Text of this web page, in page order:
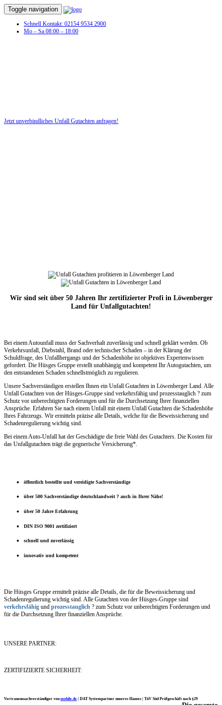
Toggle navigation
Schnell Kontakt: 02154 9534 2900
Mo – Sa 08:00 – 18:00
Jetzt unverbindliches Unfall Gutachten anfragen!
Wir sind seit über 50 Jahren Ihr zertifizierter Profi in Löwenberger
Land für Unfallgutachten!
Bei einem Autounfall muss der Sachverhalt zuverlässig und schnell geklärt werden. Ob
Verkehrsunfall, Diebstahl, Brand oder technischer Schaden – in der Klärung der
Schuldfrage, des Unfallhergangs und der Schadenhöhe ist objektives Expertenwissen
gefordert. Die Hüsges Gruppe erstellt unabhängig und kompetent Ihr Autogutachten, um
den entstandenen Schaden schnellstmöglich zu regulieren.
Unsere Sachverständigen erstellen Ihnen ein Unfall Gutachten in Löwenberger Land. Alle
Unfall Gutachten von der Hüsges-Gruppe sind verkehrsfähig und prozesstauglich ? zum
Schutz vor unberechtigten Forderungen und für die Durchsetzung Ihrer finanziellen
Ansprüche. Erfahren Sie nach einem Unfall mit einem Unfall Gutachten die Schadenhöhe
Ihres Fahrzeugs. Wir ermitteln präzise alle Details, welche für die Beweissicherung und
Schadenregulierung wichtig sind.
Bei einem Auto-Unfall hat der Geschädigte die freie Wahl des Gutachters. Die Kosten für
das Unfallgutachten trägt die gegnerische Versicherung*.
öffentlich bestellte und vereidigte Sachverständige
über 500 Sachverständige deutschlandweit ? auch in Ihrer Nähe!
über 50 Jahre Erfahrung
DIN ISO 9001 zertifiziert
schnell und zuverlässig
innovativ und kompetent
Die Hüsges Gruppe ermittelt präzise alle Details, die für die Beweissicherung und
Schadenregulierung wichtig sind. Alle Gutachten von der Hüsges-Gruppe sind
verkehrsfähig und prozesstauglich ? zum Schutz vor unberechtigten Forderungen und
für die Durchsetzung Ihrer finanziellen Ansprüche.
UNSERE PARTNER:
ZERTIFIZIERTE SICHERHEIT:
Vertrauenssachverständiger vonmobile.de DAT Systempartner unseres Hauses | TüV Süd Prüfgeschäft nach §29